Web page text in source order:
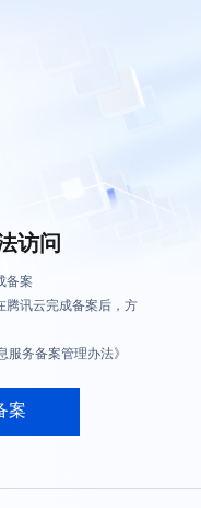
访问
备案
腾讯云完成备案后，方
服务备案管理办法》
案